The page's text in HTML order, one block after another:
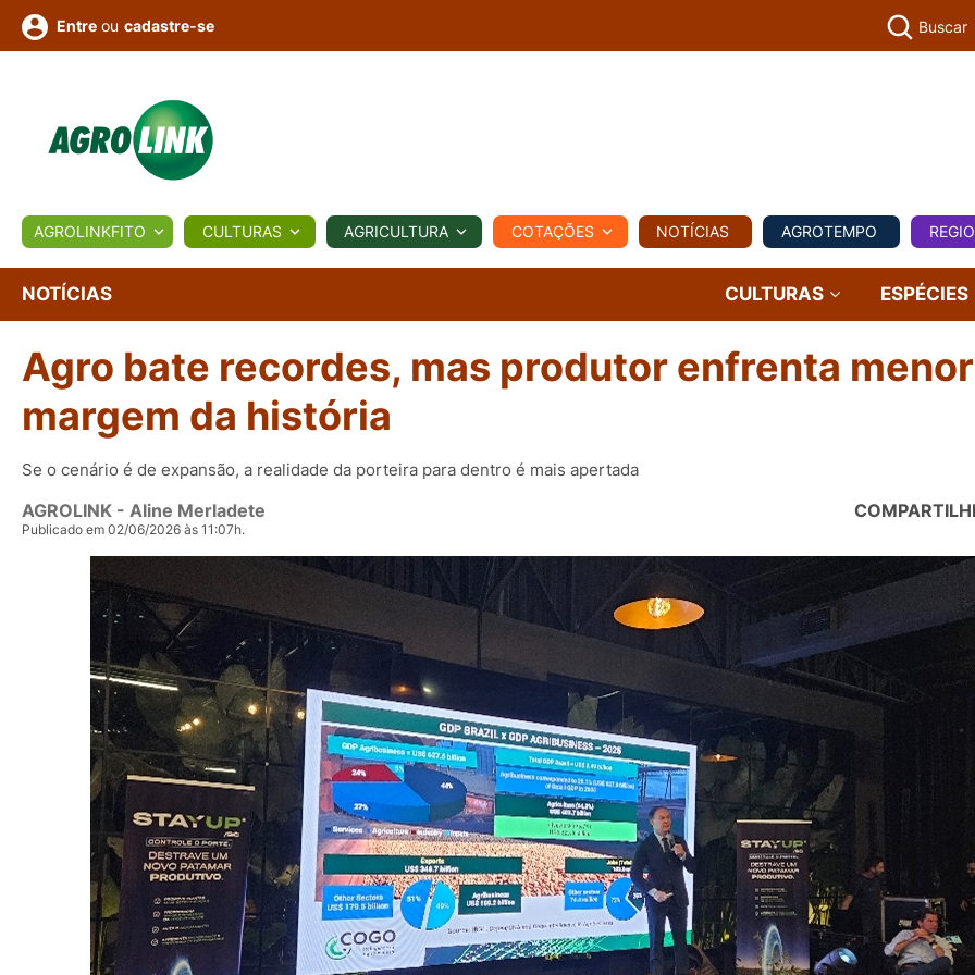
BIOLÓGICOS COTAÇÕES NOTÍCIAS AGROTEMPO REGIONAL COMERCIAL AGROVIAGENS
Conversor Colunistas Eventos
Fotos
e
Vídeos
Entre ou cadastre-se Buscar
AGROLINKFITO CULTURAS AGRICULTURA COTAÇÕES NOTÍCIAS AGROTEMPO
NOTÍCIAS CULTURAS ESPÉCIES
Agro bate recordes, mas produtor enfrenta menor
margem da história
Se o cenário é de expansão, a realidade da porteira para dentro é mais apertada
AGROLINK - Aline Merladete
Publicado em 02/06/2026 às 11:07h.